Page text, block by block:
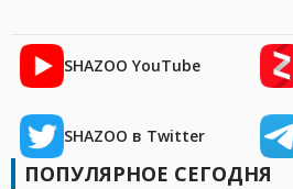
SHAZOO YouTube
SHAZOO в Twitter
ПОПУЛЯРНОЕ СЕГОДНЯ